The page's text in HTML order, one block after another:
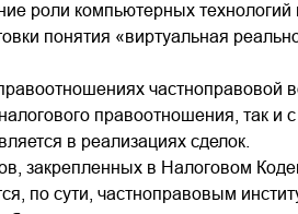
роли компьютерных
понятия «виртуальная
частноправовой
правоотношения, так и
в реализациях сделок.
закрепленных в Налоговом
по сути, частноправовым